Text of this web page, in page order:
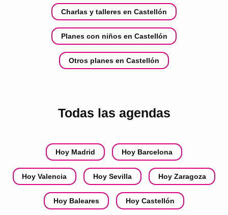
Charlas y talleres en Castellón
Planes con niños en Castellón
Otros planes en Castellón
Todas las agendas
Hoy Madrid Hoy Barcelona
Hoy Valencia Hoy Sevilla Hoy Zaragoza
Hoy Baleares Hoy Castellón